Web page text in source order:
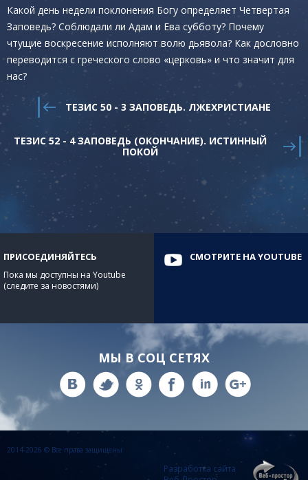
Какой день недели поклонения Богу определяет Четвертая
Заповедь? Соблюдали ли Адам и Ева субботу? Почему
чтущие воскресение исполняют волю дьявола? Как дословно
переводится с греческого слово «церковь» и что значит для
нас?
ТЕЗИС 50 - 3 ЗАПОВЕДЬ. ЛЖЕХРИСТИАНЕ
ТЕЗИС 52 - 4 ЗАПОВЕДЬ (ОКОНЧАНИЕ). ИСТИННЫЙ
ПОКОЙ
ПРИСОЕДИНЯЙТЕСЬ
Пока мы доступны на Youtube
(следите за новостями)
СМОТРИТЕ НА YOUTUBE
МЫ В СОЦ СЕТЯХ
2014-2026 © Все права защищены
Разработка сайта